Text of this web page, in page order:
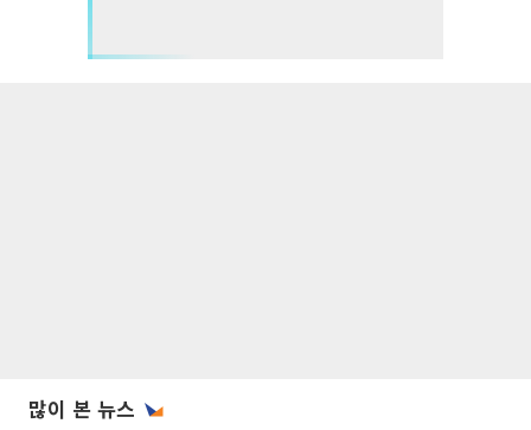
많이 본 뉴스